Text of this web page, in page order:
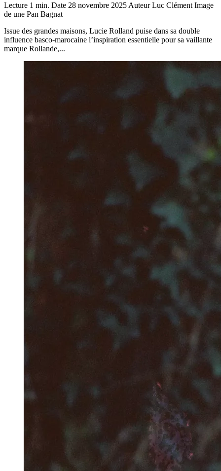
Lecture 1 min. Date 28 novembre 2025 Auteur Luc Clément Image
de une Pan Bagnat
Issue des grandes maisons, Lucie Rolland puise dans sa double
influence basco‑marocaine l’inspiration essentielle pour sa vaillante
marque Rollande,...